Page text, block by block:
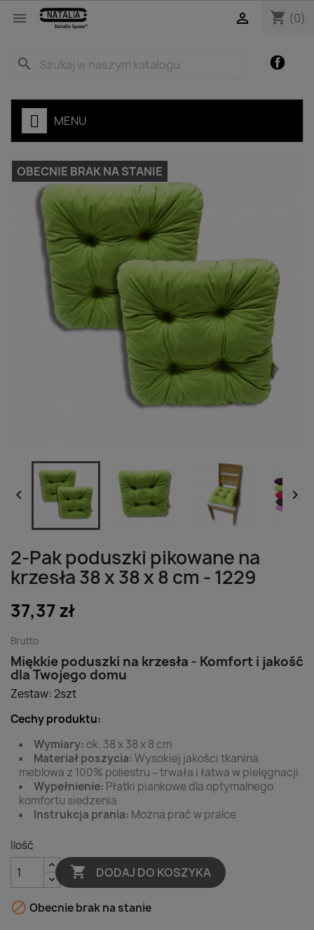
 shopping_cart (0)

search
MENU
OBECNIE BRAK NA STANIE
 
2-Pak poduszki pikowane na
krzesła 38 x 38 x 8 cm - 1229
37,37 zł
Brutto
Miękkie poduszki na krzesła - Komfort i jakość
dla Twojego domu
Zestaw: 2szt
Cechy produktu:
Wymiary: ok. 38 x 38 x 8 cm
Materiał poszycia:Wysokiej jakości tkanina
meblowa z 100% poliestru – trwała i łatwa w pielęgnacji
Wypełnienie: Płatki piankowe dla optymalnego
komfortu siedzenia
Instrukcja prania: Można prać w pralce
Ilość
 DODAJ DO KOSZYKA
 Obecnie brak na stanie